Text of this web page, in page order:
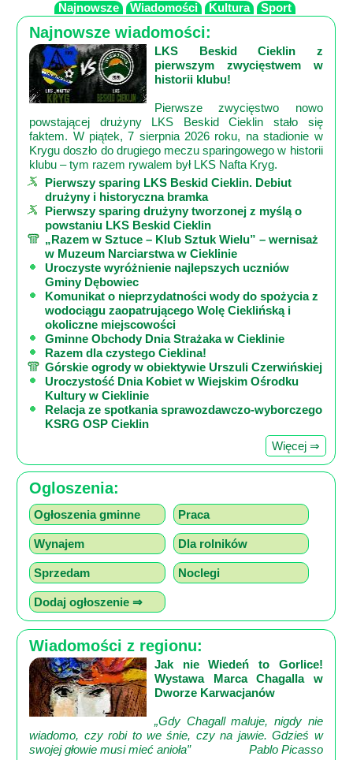
Informacje
Przydatne
Plakaty
Parafia
Instytucje
Organizacje
OSP
Cieklin
Noclegi
Firmy
Historia
Okolica
Mapa
Beskid
Kalendarz
imprez
wydarzeń...
Mapa
zdjęciami
Mapa
filmami
Mapa
filmy
drona
Najnowsze
Wiadomości Kultura Sport
Najnowsze wiadomości:
LKS Beskid Cieklin z
pierwszym zwycięstwem w
historii klubu!
Pierwsze zwycięstwo nowo
powstającej drużyny LKS Beskid Cieklin stało się
faktem. W piątek, 7 sierpnia 2026 roku, na stadionie w
Krygu doszło do drugiego meczu sparingowego w historii
klubu – tym razem rywalem był LKS Nafta Kryg.
Pierwszy sparing LKS Beskid Cieklin. Debiut
drużyny i historyczna bramka
Pierwszy sparing drużyny tworzonej z myślą o
powstaniu LKS Beskid Cieklin
„Razem w Sztuce – Klub Sztuk Wielu” – wernisaż
w Muzeum Narciarstwa w Cieklinie
Uroczyste wyróżnienie najlepszych uczniów
Gminy Dębowiec
Komunikat o nieprzydatności wody do spożycia z
wodociągu zaopatrującego Wolę Cieklińską i
okoliczne miejscowości
Gminne Obchody Dnia Strażaka w Cieklinie
Razem dla czystego Cieklina!
Górskie ogrody w obiektywie Urszuli Czerwińskiej
Uroczystość Dnia Kobiet w Wiejskim Ośrodku
Kultury w Cieklinie
Relacja ze spotkania sprawozdawczo-wyborczego
KSRG OSP Cieklin
Więcej ⇒
Ogloszenia:
Ogłoszenia gminne Praca
Wynajem Dla rolników
Sprzedam Noclegi
Dodaj ogłoszenie ⇒
Wiadomości z regionu:
Jak nie Wiedeń to Gorlice!
Wystawa Marca Chagalla w
Dworze Karwacjanów
„Gdy Chagall maluje, nigdy nie
wiadomo, czy robi to we śnie, czy na jawie. Gdzieś w
swojej głowie musi mieć anioła”
Pablo Picasso